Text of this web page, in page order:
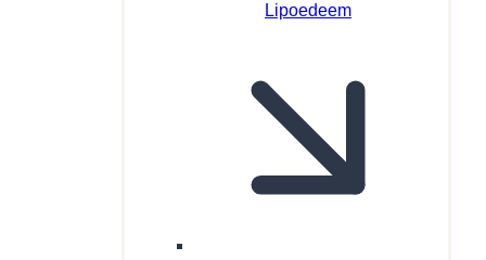
Lipoedeem